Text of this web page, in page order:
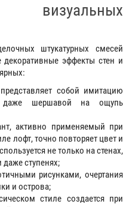
визуальных
штукатурных смесей
эффекты стен и
собой имитацию
даже шершавой на ощупь
активно применяемый при
лофт, точно повторяет цвет и
не только на стенах,
даже ступенях;
рисунками, очертания
и острова;
стиле создается при